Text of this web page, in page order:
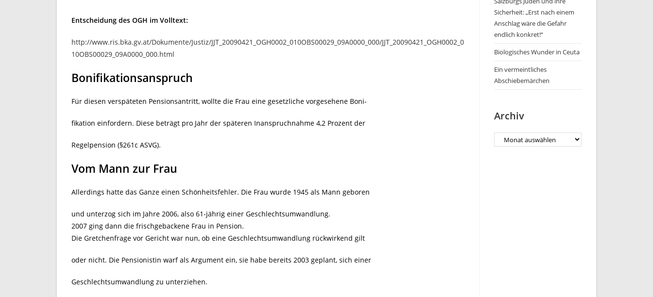
Entscheidung des OGH im Volltext:
http://www.ris.bka.gv.at/Dokumente/Justiz/JJT_20090421_OGH0002_010OBS00029_09A0000_000/JJT_20090421_OGH0002_0
10OBS00029_09A0000_000.html
Bonifikationsanspruch
Für diesen verspäteten Pensionsantritt, wollte die Frau eine gesetzliche vorgesehene Boni-
fikation einfordern. Diese beträgt pro Jahr der späteren Inanspruchnahme 4,2 Prozent der
Regelpension (§261c ASVG).
Vom Mann zur Frau
Allerdings hatte das Ganze einen Schönheitsfehler. Die Frau wurde 1945 als Mann geboren
und unterzog sich im Jahre 2006, also 61-jährig einer Geschlechtsumwandlung.
2007 ging dann die frischgebackene Frau in Pension.
Die Gretchenfrage vor Gericht war nun, ob eine Geschlechtsumwandlung rückwirkend gilt
oder nicht. Die Pensionistin warf als Argument ein, sie habe bereits 2003 geplant, sich einer
Geschlechtsumwandlung zu unterziehen.
Sicherheit: „Erst nach einem
Anschlag wäre die Gefahr
endlich konkret!“
Biologisches Wunder in Ceuta
Ein vermeintliches
Abschiebemärchen
Archiv
Archiv